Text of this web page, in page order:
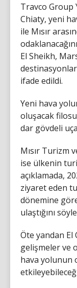
Travco Group
Chiaty, yeni
ile Mısır
El Sheikh,
ifade edildi.
Yeni hava
oluşacak
dar gövdeli
Mısır Turizm
ise ülkenin
açıklamada,
ziyaret eden
dönemine
ulaştığını
Öte yandan
gelişmeler ve
hava yolunun